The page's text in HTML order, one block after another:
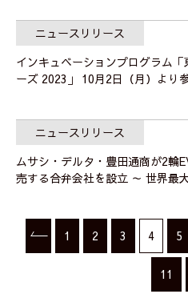
ニュースリリース
インキュベーションプログラム
ーズ 2023」 10月2日（月）より
ニュースリリース
ムサシ・デルタ・豊田通商が2輪
売する合弁会社を設立 ～ 世界最
1 2 3 4 5
11